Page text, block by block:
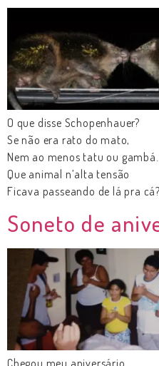
O que disse Schopenhauer?
Se não era rato do mato,
Nem ao menos tatu ou gambá…
Que animal n’alta tensão
Ficava passeando de lá pra cá?
Soneto de
Chegou meu aniversário…